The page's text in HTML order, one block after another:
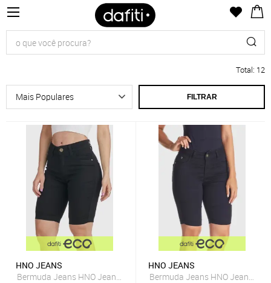
Total: 12
FILTRAR
HNO JEANS
Bermuda Jeans HNO Jeans Hot Pants Comfort Plus Preta
HNO JEANS
Bermuda Jeans HNO Jeans